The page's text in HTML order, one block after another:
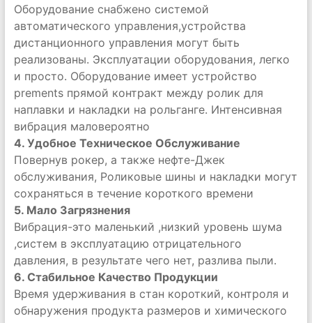
Оборудование снабжено системой
автоматического управления,устройства
дистанционного управления могут быть
реализованы. Эксплуатации оборудования, легко
и просто. Оборудование имеет устройство
prements прямой контракт между ролик для
наплавки и накладки на рольганге. Интенсивная
вибрация маловероятно
4. Удобное Техническое Обслуживание
Повернув рокер, а также нефте-Джек
обслуживания, Роликовые шины и накладки могут
сохраняться в течение короткого времени
5. Мало Загрязнения
Вибрация-это маленький ,низкий уровень шума
,систем в эксплуатацию отрицательного
давления, в результате чего нет, разлива пыли.
6. Стабильное Качество Продукции
Время удерживания в стан короткий, контроля и
обнаружения продукта размеров и химического